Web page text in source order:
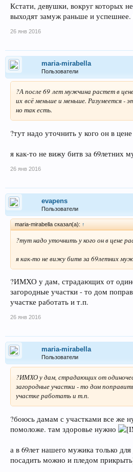
Кстати, девушки, вокруг которых
выходят замуж раньше и
26 янв 2016
maria-mirabella
Пользователи
?А после 69 лет мужчина растет в
их всё меньше и меньше. Разумеется -
но так есть.
?тут надо уточнить у кого он в
я как-то не вижу битв за 69летних
26 янв 2016
evapens
Пользователи
maria-mirabella сказал(а): ↑
?тут надо уточнить у кого он в цене
я как-то не вижу битв за 69летних
?ИМХО у дам, страдающих от
загородные участки - то дом
участке работать и т.п.
26 янв 2016
maria-mirabella
Пользователи
?ИМХО у дам, страдающих от
загородные участки - то дом
участке работать и т.п.
?боюсь дамам с участками все же
помоложе. там здоровье нужно
а в 69лет нашего мужика только
посадить можно и пледом